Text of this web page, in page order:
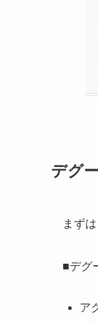
デグ
まず
■デグ
ア